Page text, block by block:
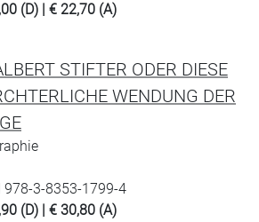
(D) | € 22,70 (A)
STIFTER ODER DIESE
WENDUNG DER
978-3-8353-1799-4
(D) | € 30,80 (A)